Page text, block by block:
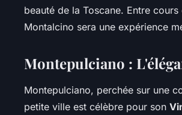
beauté de la Toscane. Entre
Montalcino sera une expérience
Montepulciano :
Montepulciano, perchée sur une
petite ville est célèbre pour son